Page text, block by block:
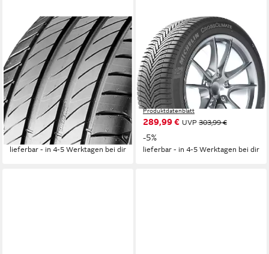
MICHELIN
Sommerreifen PRIMACY-4, in
verschiedenen Ausführungen
erhältlich
Kraftstoffeffizienz
Produktdatenblatt
Nasshaftung
Produktdatenblatt
279,99 € UVP291,99 €
-4%
lieferbar - in 4-5 Werktagen bei dir
MICHELIN
Ganzjahresreifen CROSS
CLIMATE-2, in verschiedenen
Ausführungen erhältlich
Kraftstoffeffizienz
Produktdatenblatt
Nasshaftung
Produktdatenblatt
289,99 € UVP 303,99 €
-5%
lieferbar - in 4-5 Werktagen bei dir